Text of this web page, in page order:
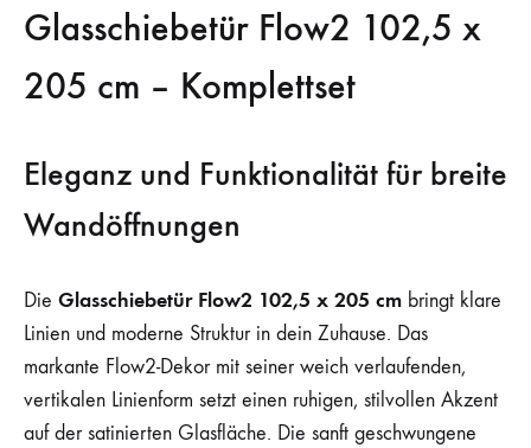
Glasschiebetür Flow2 102,5 x
205 cm – Komplettset
Eleganz und Funktionalität für breite
Wandöffnungen
Die Glasschiebetür Flow2 102,5 x 205 cm bringt klare
Linien und moderne Struktur in dein Zuhause. Das
markante Flow2-Dekor mit seiner weich verlaufenden,
vertikalen Linienform setzt einen ruhigen, stilvollen Akzent
auf der satinierten Glasfläche. Die sanft geschwungene